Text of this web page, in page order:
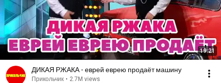
19:21
ДИКАЯ РЖАКА - еврей еврею продаёт машину
Прикольчик • 2.7M views